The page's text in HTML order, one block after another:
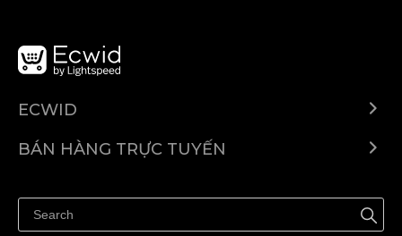
ECWID
Trung tâm trợ giúp
BÁN HÀNG TRỰC TUYẾN
Quảng bá ở bất cứ đâu
Kiểm soát mọi thứ